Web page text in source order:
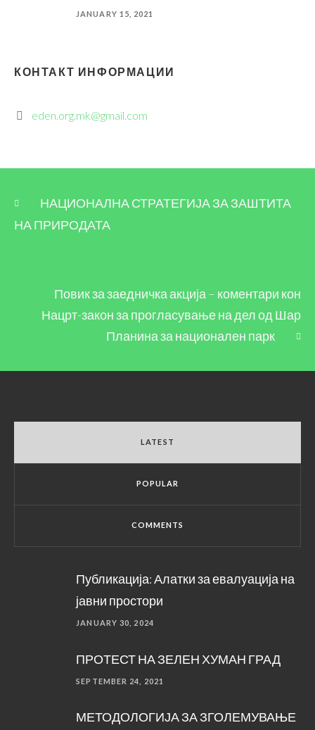
JANUARY 15, 2021
КОНТАКТ ИНФОРМАЦИИ
eden.org.mk@gmail.com
НАЦИОНАЛНА СТРАТЕГИЈА ЗА ЗАШТИТА
НА ПРИРОДАТА
Повик за заедничка акција – коментари кон
Нацрт-закон за прогласување на дел од Шар
Планина за национален парк
LATEST
POPULAR
COMMENTS
Публикација: Алатки за евалуација на
јавни простори
JANUARY 30, 2024
ПРОТЕСТ НА ЗЕЛЕН ХУМАН ГРАД
SEPTEMBER 24, 2021
МЕТОДОЛОГИЈА ЗА ЗГОЛЕМУВАЊЕ